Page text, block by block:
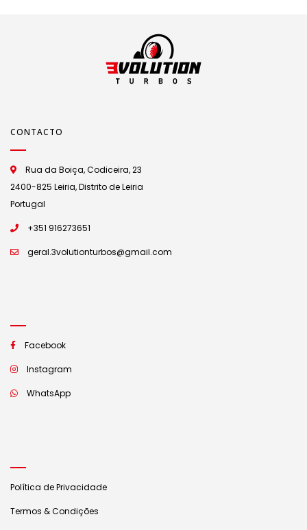
CONTACTO
Rua da Boiça, Codiceira, 23
2400-825 Leiria, Distrito de Leiria
Portugal
+351 916273651
geral.3volutionturbos@gmail.com
Facebook
Instagram
WhatsApp
Política de Privacidade
Termos & Condições